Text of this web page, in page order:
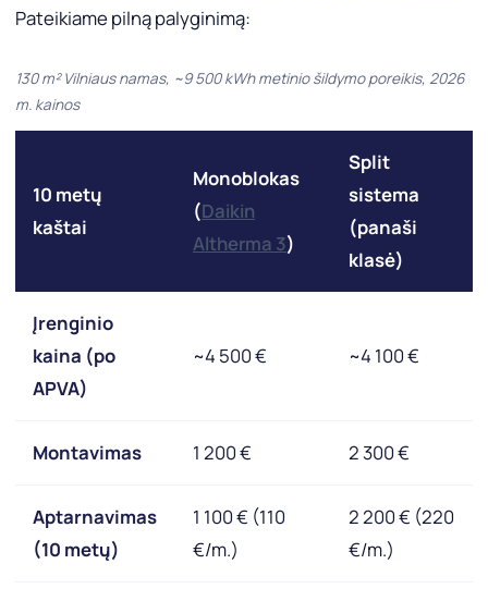
Pateikiame pilną palyginimą:
130 m² Vilniaus namas, ~9 500 kWh metinio šildymo poreikis, 2026
m. kainos
10 metų
kaštai
Monoblokas
(Daikin
Altherma 3)
Split
sistema
(panaši
klasė)
Įrenginio
kaina (po
APVA)
~4 500 € ~4 100 €
Montavimas 1 200 € 2 300 €
Aptarnavimas
(10 metų)
1 100 € (110
€/m.)
2 200 € (220
€/m.)